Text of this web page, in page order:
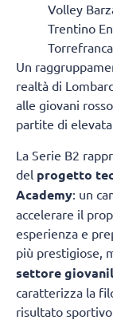
Volley
Trentino
Un
realtà di
alle giovani
partite di
La Serie B2
del progetto
Academy: un
accelerare il
esperienza e
più prestigiose,
settore
caratterizza la
risultato